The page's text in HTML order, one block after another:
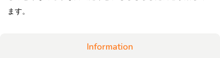
ます。
Information